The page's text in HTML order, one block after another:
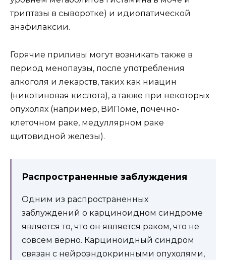
триптазы в сыворотке) и идиопатической
анафилаксии.
Горячие приливы могут возникать также в
период менопаузы, после употребления
алкоголя и лекарств, таких как ниацин
(никотиновая кислота), а также при некоторых
опухолях (например, ВИПоме, почечно-
клеточном раке, медуллярном раке
щитовидной железы).
Распространенные заблуждения
Одним из распространенных
заблуждений о карциноидном синдроме
является то, что он является раком, что не
совсем верно. Карциноидный синдром
связан с нейроэндокринными опухолями,